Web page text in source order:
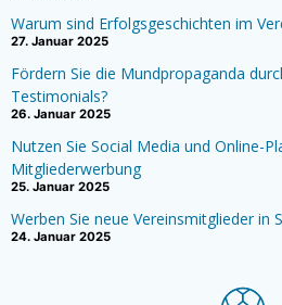
Warum sind Erfolgsgeschichten im
27. Januar 2025
Fördern Sie die Mundpropaganda
Testimonials?
26. Januar 2025
Nutzen Sie Social Media und Online-
Mitgliederwerbung
25. Januar 2025
Werben Sie neue Vereinsmitglieder in
24. Januar 2025